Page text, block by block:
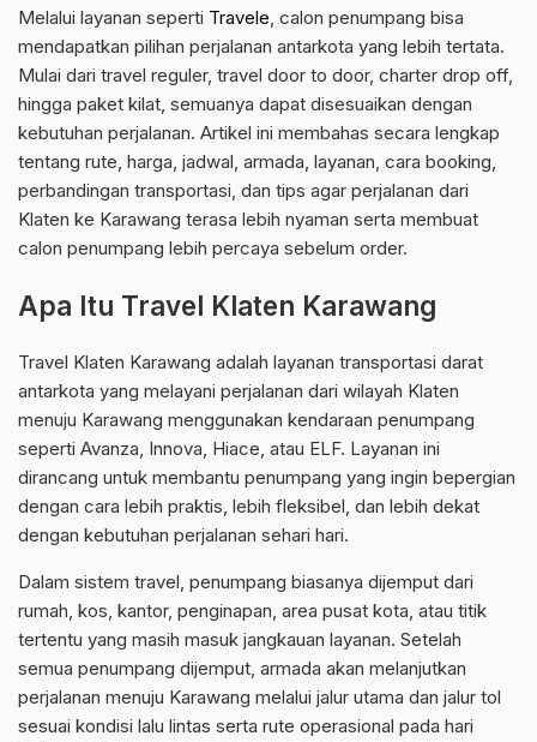
Melalui layanan seperti Travele, calon penumpang bisa
mendapatkan pilihan perjalanan antarkota yang lebih tertata.
Mulai dari travel reguler, travel door to door, charter drop off,
hingga paket kilat, semuanya dapat disesuaikan dengan
kebutuhan perjalanan. Artikel ini membahas secara lengkap
tentang rute, harga, jadwal, armada, layanan, cara booking,
perbandingan transportasi, dan tips agar perjalanan dari
Klaten ke Karawang terasa lebih nyaman serta membuat
calon penumpang lebih percaya sebelum order.
Apa Itu Travel Klaten Karawang
Travel Klaten Karawang adalah layanan transportasi darat
antarkota yang melayani perjalanan dari wilayah Klaten
menuju Karawang menggunakan kendaraan penumpang
seperti Avanza, Innova, Hiace, atau ELF. Layanan ini
dirancang untuk membantu penumpang yang ingin bepergian
dengan cara lebih praktis, lebih fleksibel, dan lebih dekat
dengan kebutuhan perjalanan sehari hari.
Dalam sistem travel, penumpang biasanya dijemput dari
rumah, kos, kantor, penginapan, area pusat kota, atau titik
tertentu yang masih masuk jangkauan layanan. Setelah
semua penumpang dijemput, armada akan melanjutkan
perjalanan menuju Karawang melalui jalur utama dan jalur tol
sesuai kondisi lalu lintas serta rute operasional pada hari